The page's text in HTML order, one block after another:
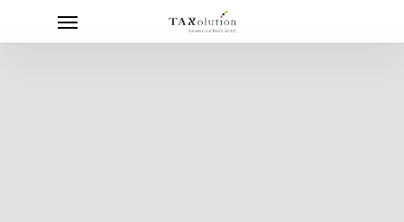
Menu